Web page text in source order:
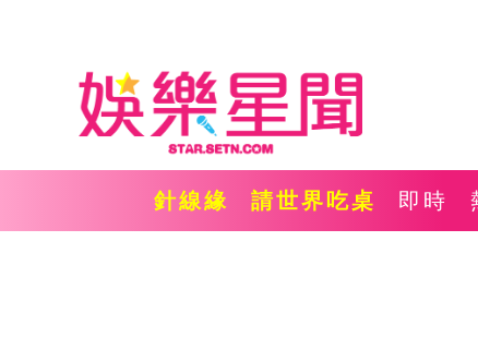
針線緣 請世界吃桌 即時